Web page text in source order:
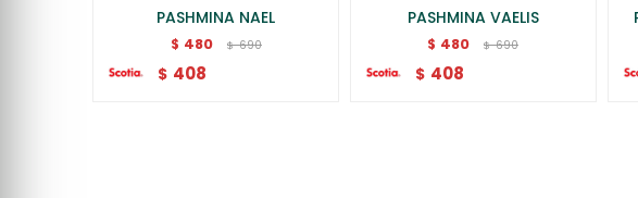
PASHMINA NAEL
$ 480 $ 690
$ 408
PASHMINA VAELIS
$ 480 $ 690
$ 408